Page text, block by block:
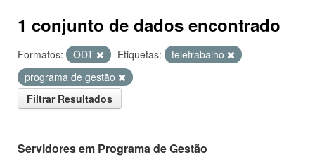
1 conjunto de dados encontrado
Formatos: ODT Etiquetas:
teletrabalho
programa de gestão
Filtrar Resultados
Servidores em Programa de Gestão